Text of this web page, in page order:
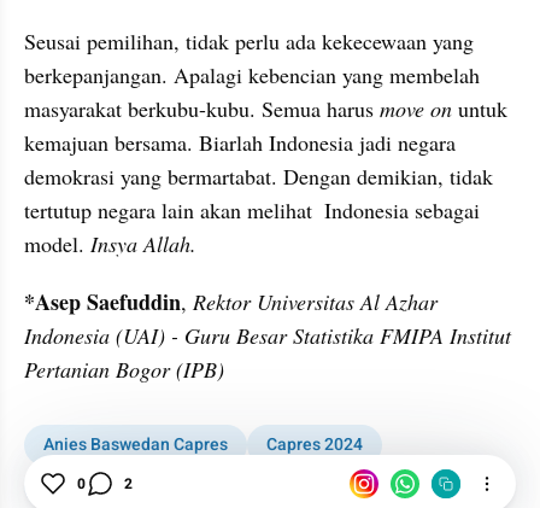
Seusai pemilihan, tidak perlu ada kekecewaan yang
berkepanjangan. Apalagi kebencian yang membelah
masyarakat berkubu-kubu. Semua harus move on untuk
kemajuan bersama. Biarlah Indonesia jadi negara
demokrasi yang bermartabat. Dengan demikian, tidak
tertutup negara lain akan melihat  Indonesia sebagai
model. Insya Allah.
*Asep Saefuddin, Rektor Universitas Al Azhar
Indonesia (UAI) - Guru Besar Statistika FMIPA Institut
Pertanian Bogor (IPB)
Anies Baswedan Capres
Capres 2024
Deklarasi Capres NasDem
0 2